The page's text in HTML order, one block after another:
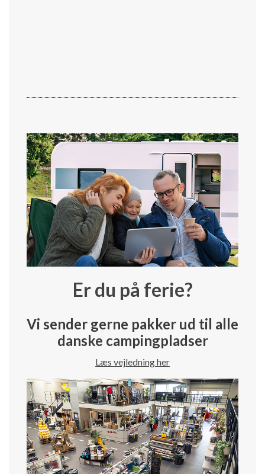
Er du på ferie?
Vi sender gerne pakker ud til alle
danske campingpladser
Læs vejledning her